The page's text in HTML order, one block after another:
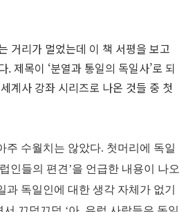
거리가 멀었는데 이 책 서평을 보고
. 제목이 ‘분열과 통일의 독일사’로 되
계사 강좌 시리즈로 나온 것들 중 첫
주 수월치는 않았다. 첫머리에 독일
인들의 편견’을 언급한 내용이 나오
과 독일인에 대한 생각 자체가 없기